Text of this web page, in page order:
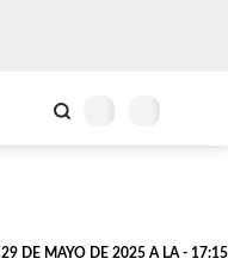
29 DE MAYO DE 2025 A LA - 17:15